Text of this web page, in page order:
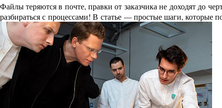
Файлы теряются в почте, правки от заказчика не доходят до
разбираться с процессами! В статье — простые шаги, которые